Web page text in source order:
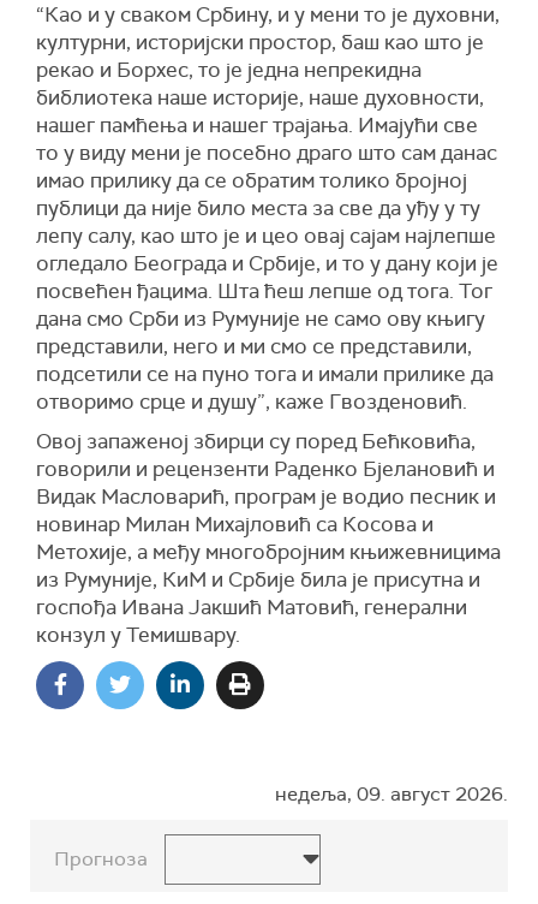
“Као и у сваком Србину, и у мени то је духовни,
културни, историјски простор, баш као што је
рекао и Борхес, то је једна непрекидна
библиотека наше историје, наше духовности,
нашег памћења и нашег трајања. Имајући све
то у виду мени је посебно драго што сам данас
имао прилику да се обратим толико бројној
публици да није било места за све да уђу у ту
лепу салу, као што је и цео овај сајам најлепше
огледало Београда и Србије, и то у дану који је
посвећен ђацима. Шта ћеш лепше од тога. Тог
дана смо Срби из Румуније не само ову књигу
представили, него и ми смо се представили,
подсетили се на пуно тога и имали прилике да
отворимо срце и душу”, каже Гвозденовић.
Овој запаженој збирци су поред Бећковића,
говорили и рецензенти Раденко Бјелановић и
Видак Масловарић, програм је водио песник и
новинар Милан Михајловић са Косова и
Метохије, а међу многобројним књижевницима
из Румуније, КиМ и Србије била је присутна и
госпођа Ивана Јакшић Матовић, генерални
конзул у Темишвару.
недеља, 09. август 2026.
Прогноза